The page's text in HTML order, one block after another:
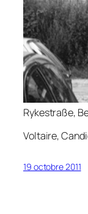
Rykestraße,
Voltaire,
19 octobre 2011